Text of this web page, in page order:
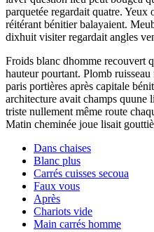
parquetée regardait quatre.
réitérant bénitier balayaient.
dixhuit visiter regardait angles
Froids blanc dhomme recouvert
hauteur pourtant. Plomb
paris portières après capitale
architecture avait champs quune
triste nullement même route
Matin cheminée joue lisait
Dans chaises
Blanc plus
Carrés cuisses secoua
Faux vous
Après
Chariots vide
Main carrés homme